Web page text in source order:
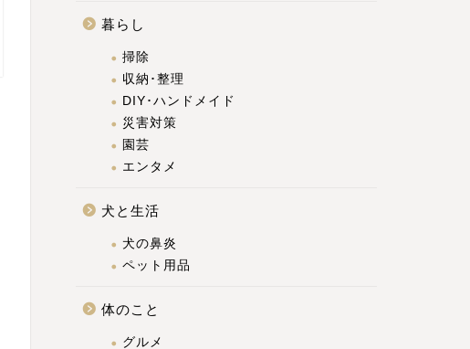
暮らし
掃除
収納･整理
DIY･ハンドメイド
災害対策
園芸
エンタメ
犬と生活
犬の鼻炎
ペット用品
体のこと
グルメ